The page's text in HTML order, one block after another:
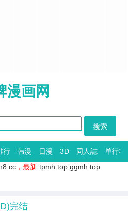
漫画网
行 韩漫 日漫 3D 同人誌
单行本
，最新 tpmh.top ggmh.top
完结